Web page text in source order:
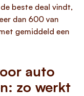
beste deal vindt,
dan 600 van
gemiddeld een
auto
zo werkt